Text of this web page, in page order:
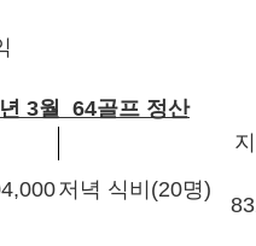
3월 64골프 정산
지
저녁 식비(20명)